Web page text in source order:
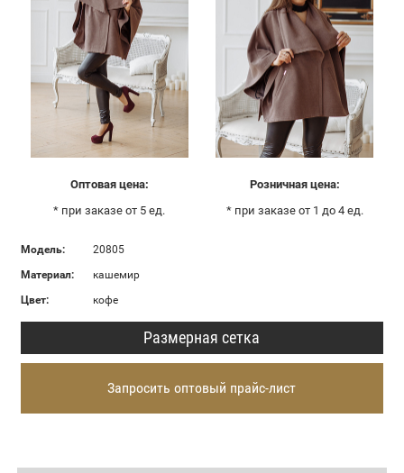
Оптовая цена:
* при заказе от 5 ед.
Розничная цена:
* при заказе от 1 до 4 ед.
Модель:
20805
Материал:
кашемир
Цвет:
кофе
Размерная сетка
Запросить оптовый прайс-лист